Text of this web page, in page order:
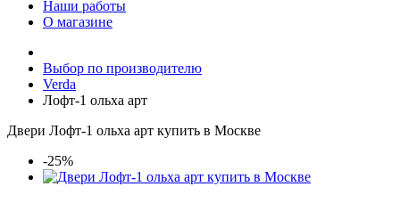
Наши работы
О магазине
Выбор по производителю
Verda
Лофт-1 ольха арт
Двери Лофт-1 ольха арт купить в Москве
-25%